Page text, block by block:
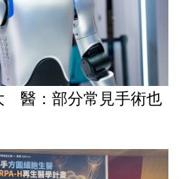
醫：部分常見手術也